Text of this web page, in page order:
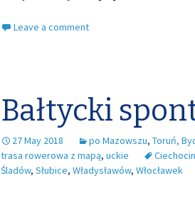
Leave a comment
Bałtycki
27 May 2018 po Mazowszu, Toruń,
trasa rowerowa z mapą, uckie
Śladów, Słubice, Władysławów, Włocławek